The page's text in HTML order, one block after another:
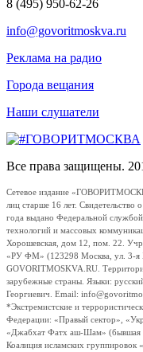
8 (495) 950-62-26
info@govoritmoskva.ru
Реклама на радио
Города вещания
Наши слушатели
Все права защищены.
Сетевое издание
лиц старше 16 лет.
года выдано Федеральной
технологий и массовых
Хорошевская, дом 12, пом. 22.
«РУ ФМ» (123298 Москва, ул. 3-я
GOVORITMOSKVA.RU.
зарубежные страны. Языки:
Георгиевич. Email:
*Экстремистские и
Федерации: «Правый сектор»,
«Джабхат Фатх аш-Шам» (бывшая
Коалиция исламских